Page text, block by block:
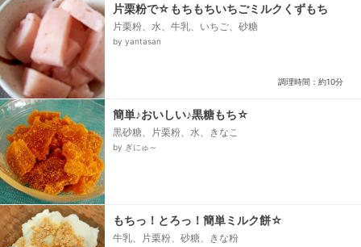
片栗粉で☆もちもちいちごミルクくずもち
片栗粉、水、牛乳、いちご、砂糖
by yantasan
調理時間：約10分
簡単♪おいしい♪黒糖もち☆
黒砂糖、片栗粉、水、きなこ
by ぎにゅ～
もちっ！とろっ！簡単ミルク餅☆
牛乳、片栗粉、砂糖、きな粉